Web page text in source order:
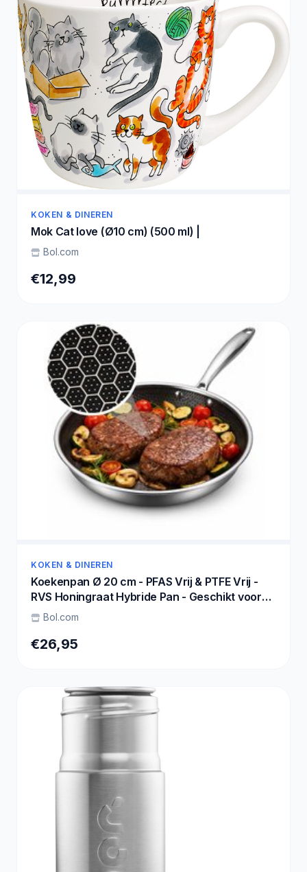
KOKEN & DINEREN
Mok Cat love (Ø10 cm) (500 ml) |
Bol.com
€12,99
KOKEN & DINEREN
Koekenpan Ø 20 cm - PFAS Vrij & PTFE Vrij -
RVS Honingraat Hybride Pan - Geschikt voor
Inductie, Elektrisch, Keramisch & Gas -
Oven tot 280°C - Duurzame Keramische
Bol.com
€26,95